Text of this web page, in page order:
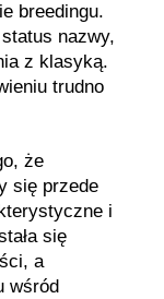
breedingu.
nazwy,
z klasyką.
trudno
że
się przede
i
się
a
wśród